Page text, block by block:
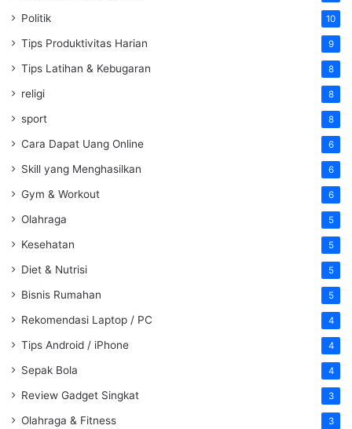
Politik 10
Tips Produktivitas Harian 9
Tips Latihan & Kebugaran 8
religi 8
sport 8
Cara Dapat Uang Online 6
Skill yang Menghasilkan 6
Gym & Workout 6
Olahraga 5
Kesehatan 5
Diet & Nutrisi 5
Bisnis Rumahan 5
Rekomendasi Laptop / PC 4
Tips Android / iPhone 4
Sepak Bola 4
Review Gadget Singkat 3
Olahraga & Fitness 3